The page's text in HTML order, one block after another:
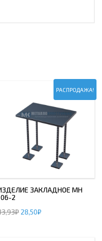
РАСПРОДАЖА!
ЗАКЛАДНОЕ МН
2
₽ 28,50₽